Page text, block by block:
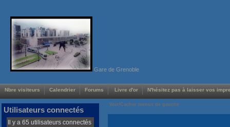
Gare de Grenoble
Nbre visiteurs Calendrier Forums Livre d'or N'hésitez pas à laisser vos
Voir/Cacher menus de gauche
Utilisateurs connectés
Il y a 65 utilisateurs connectés